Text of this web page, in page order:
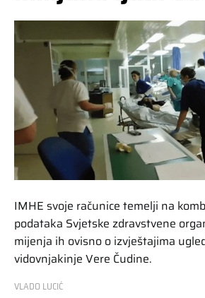
IMHE svoje računice temelji na
podataka Svjetske zdravstvene
mijenja ih ovisno o izvještajima
vidovnjakinje Vere Čudine.
VLADO LUCIĆ